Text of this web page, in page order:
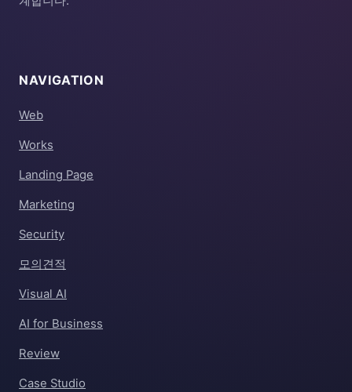
NAVIGATION
Web
Works
Landing Page
Marketing
Security
모의견적
Visual AI
AI for Business
Review
Case Studio